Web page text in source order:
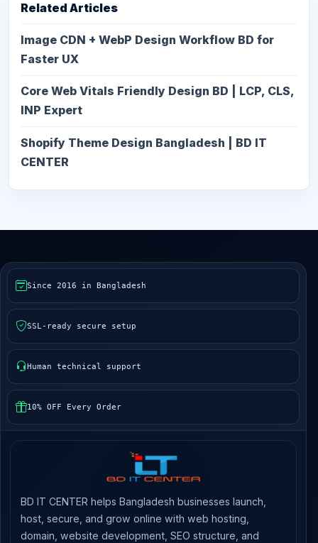
Related Articles
Image CDN + WebP Design Workflow BD for
Faster UX
Core Web Vitals Friendly Design BD | LCP, CLS,
INP Expert
Shopify Theme Design Bangladesh | BD IT
CENTER
Since 2016 in Bangladesh
SSL-ready secure setup
Human technical support
10% OFF Every Order
BD IT CENTER helps Bangladesh businesses launch,
host, secure, and grow online with web hosting,
domain, website development, SEO structure, and